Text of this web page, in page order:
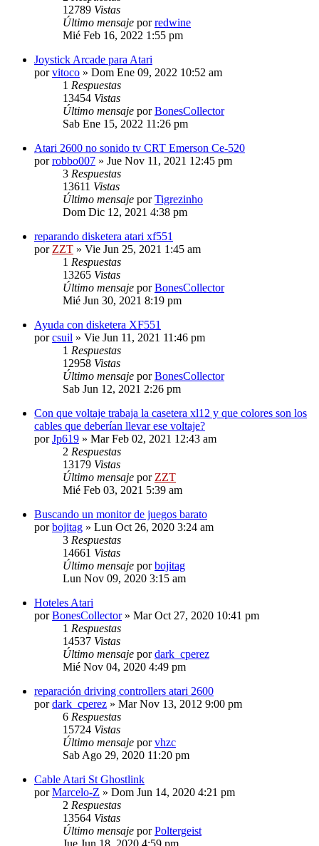
12789 Vistas
Último mensaje porredwine
Mié Feb 16, 2022 1:55 pm
Joystick Arcade para Atari
porvitoco » Dom Ene 09, 2022 10:52 am
1 Respuestas
13454 Vistas
Último mensaje porBonesCollector
Sab Ene 15, 2022 11:26 pm
Atari 2600 no sonido tv CRT Emerson Ce-520
porrobbo007 » Jue Nov 11, 2021 12:45 pm
3 Respuestas
13611 Vistas
Último mensaje porTigrezinho
Dom Dic 12, 2021 4:38 pm
reparando disketera atari xf551
por ZZT » Vie Jun 25, 2021 1:45 am
1 Respuestas
13265 Vistas
Último mensaje porBonesCollector
Mié Jun 30, 2021 8:19 pm
Ayuda con disketera XF551
porcsuil » Vie Jun 11, 2021 11:46 pm
1 Respuestas
12958 Vistas
Último mensaje porBonesCollector
Sab Jun 12, 2021 2:26 pm
Con que voltaje trabaja la casetera xl12 y que colores son los
cables que deberían llevar ese voltaje?
porJp619 » Mar Feb 02, 2021 12:43 am
2 Respuestas
13179 Vistas
Último mensaje por ZZT
Mié Feb 03, 2021 5:39 am
Buscando un monitor de juegos barato
porbojitag » Lun Oct 26, 2020 3:24 am
3 Respuestas
14661 Vistas
Último mensaje porbojitag
Lun Nov 09, 2020 3:15 am
Hoteles Atari
porBonesCollector» Mar Oct 27, 2020 10:41 pm
1 Respuestas
14537 Vistas
Último mensaje pordark_cperez
Mié Nov 04, 2020 4:49 pm
reparación driving controllers atari 2600
pordark_cperez » Mar Nov 13, 2012 9:00 pm
6 Respuestas
15724 Vistas
Último mensaje porvhzc
Sab Ago 29, 2020 11:20 pm
Cable Atari St Ghostlink
porMarcelo-Z » Dom Jun 14, 2020 4:21 pm
2 Respuestas
13564 Vistas
Último mensaje porPoltergeist
Jue Jun 18, 2020 4:59 pm